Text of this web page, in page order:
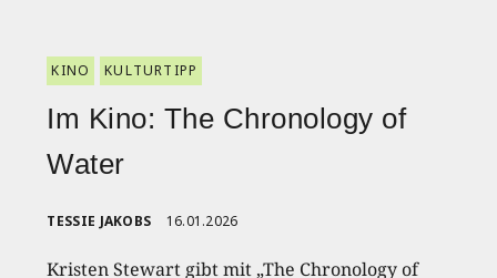
KINO KULTURTIPP
Im Kino: The Chronology of
Water
TESSIE JAKOBS 16.01.2026
Kristen Stewart gibt mit „The Chronology of